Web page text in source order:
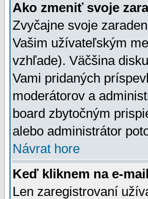
Ako zmeniť svoje
Zvyčajne svoje
Vašim užívateľským
vzhľade). Väčšina
Vami pridaných
moderátorov a
board zbytočným
alebo administrátor
Návrat hore
Keď kliknem na e-
Len zaregistrovaní